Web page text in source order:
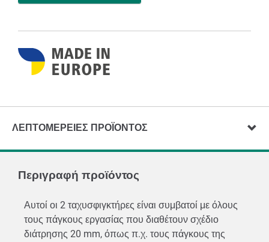
ΛΕΠΤΟΜΈΡΕΙΕΣ ΠΡΟΪΌΝΤΟΣ
Περιγραφή προϊόντος
Αυτοί οι 2 ταχυσφιγκτήρες είναι συμβατοί με όλους
τους πάγκους εργασίας που διαθέτουν σχέδιο
διάτρησης 20 mm, όπως π.χ. τους πάγκους της